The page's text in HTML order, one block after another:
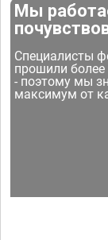
Мы
Специалисты
прошили
- поэтому мы
максимум от